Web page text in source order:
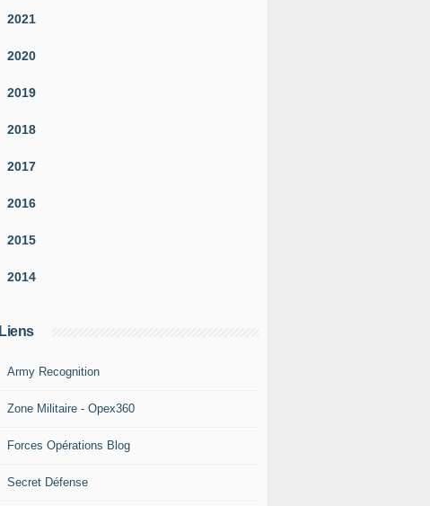
2021
2020
2019
2018
2017
2016
2015
2014
Liens
Army Recognition
Zone Militaire - Opex360
Forces Opérations Blog
Secret Défense